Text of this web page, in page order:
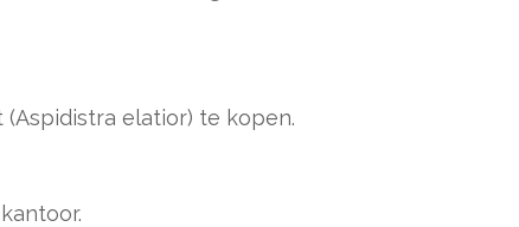
elatior) te kopen.